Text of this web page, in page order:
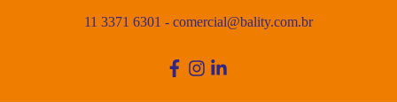
11 3371 6301 - comercial@bality.com.br